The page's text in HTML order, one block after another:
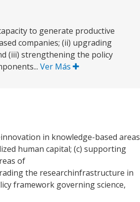
to generate productive
companies; (ii) upgrading
(iii) strengthening the policy
Ver Más
in knowledge-based areas
human capital; (c) supporting
of
the researchinfrastructure in
framework governing science,